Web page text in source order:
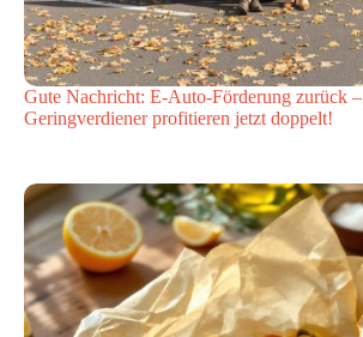
Gute Nachricht: E-Auto-Förderung zurück –
Geringverdiener profitieren jetzt doppelt!